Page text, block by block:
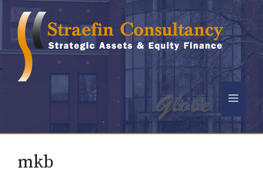
Ga
naar
inhoud
Menu
.
mkb